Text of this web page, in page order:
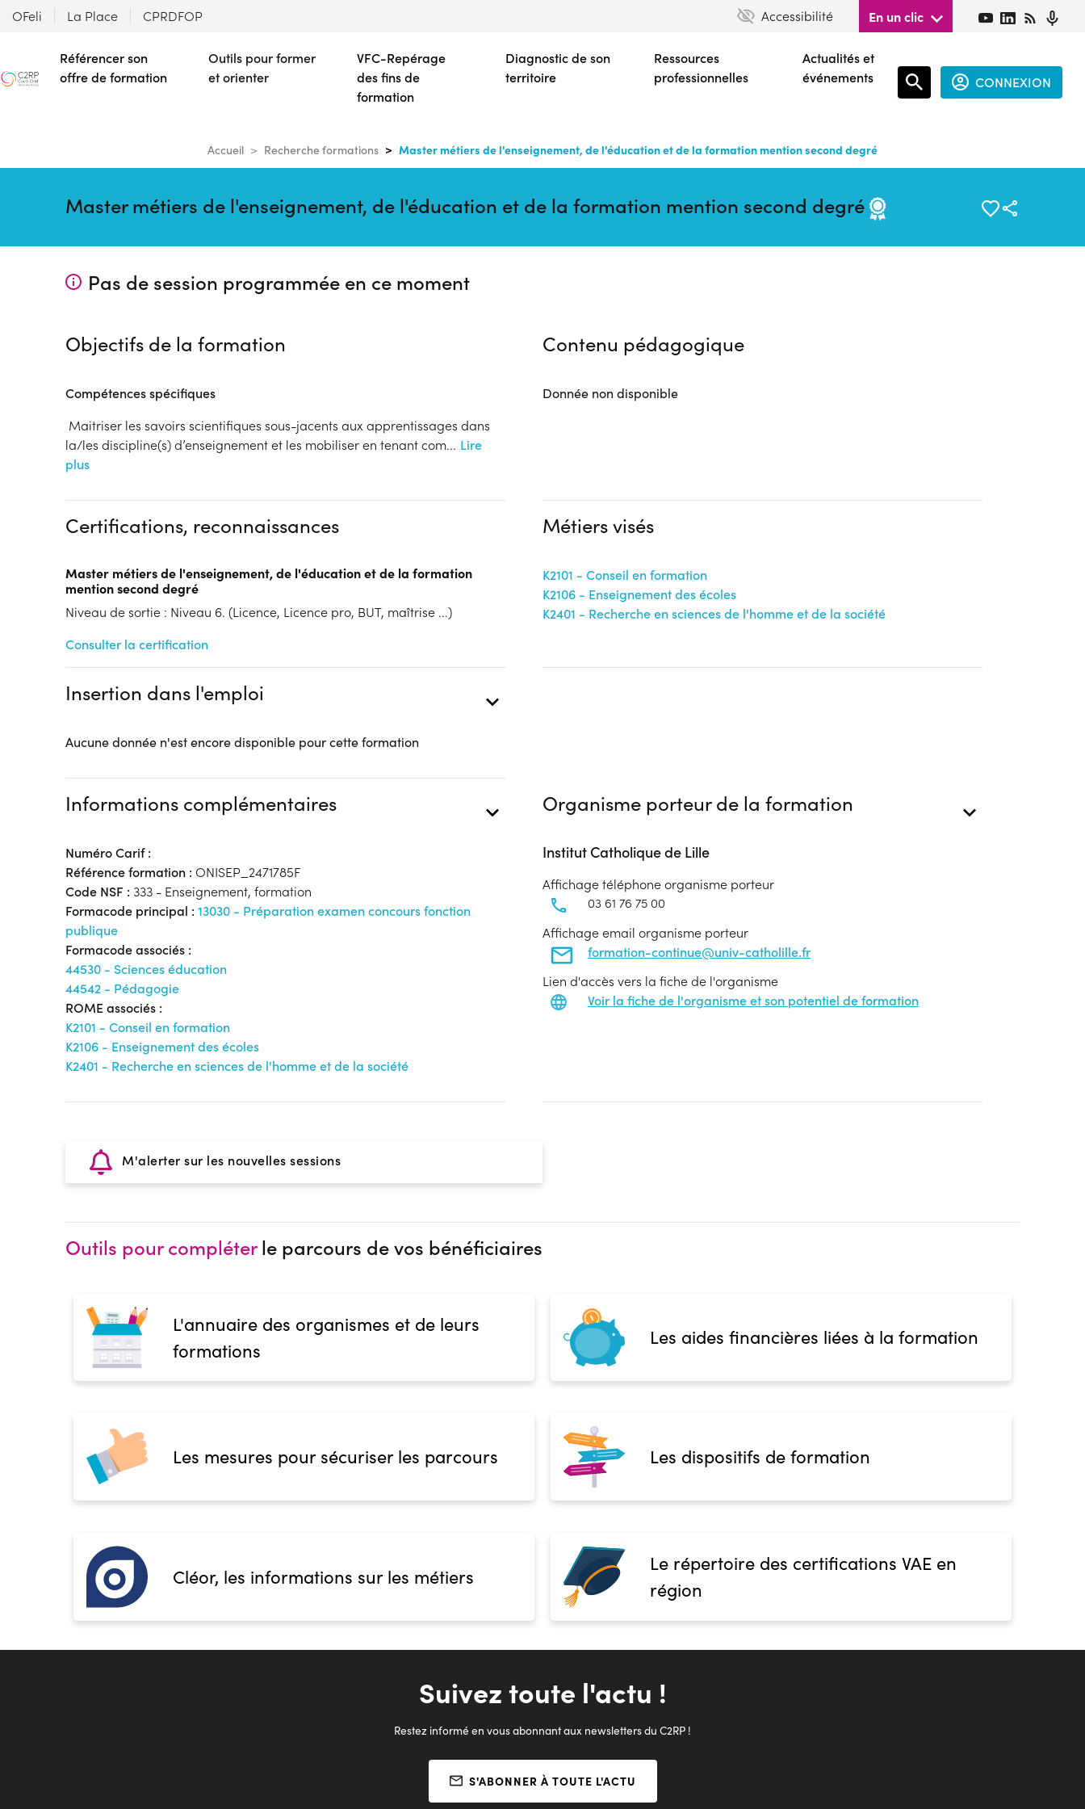
contenu
principal
OFeli La Place CPRDFOP Accessibilité En un clic
Référencer son
offre de formation
Outils pour former
et orienter
VFC-Repérage
des fins de
formation
Diagnostic de son
territoire
Ressources
professionnelles
Actualités et
événements
CONNEXION
Accueil Recherche formations Master métiers de l'enseignement, de l'éducation et de la formation mention second degré
Master métiers de l'enseignement, de l'éducation et de la formation mention second degré
Pas de session programmée en ce moment
Objectifs de la formation
Compétences spécifiques
Maitriser les savoirs scientifiques sous-jacents aux apprentissages dans
la/les discipline(s) d’enseignement et les mobiliser en tenant com... Lire
plus
Contenu pédagogique
Donnée non disponible
Certifications, reconnaissances
Master métiers de l'enseignement, de l'éducation et de la formation
mention second degré
Niveau de sortie : Niveau 6. (Licence, Licence pro, BUT, maîtrise ...)
Consulter la certification
Métiers visés
K2101 - Conseil en formation
K2106 - Enseignement des écoles
K2401 - Recherche en sciences de l'homme et de la société
Insertion dans l'emploi
Aucune donnée n'est encore disponible pour cette formation
Informations complémentaires
Numéro Carif :
Référence formation : ONISEP_2471785F
Code NSF : 333 - Enseignement, formation
Formacode principal : 13030 - Préparation examen concours fonction
publique
Formacode associés :
44530 - Sciences éducation
44542 - Pédagogie
ROME associés :
K2101 - Conseil en formation
K2106 - Enseignement des écoles
K2401 - Recherche en sciences de l'homme et de la société
Organisme porteur de la formation
Institut Catholique de Lille
Affichage téléphone organisme porteur
03 61 76 75 00
Affichage email organisme porteur
formation-continue@univ-catholille.fr
Lien d'accès vers la fiche de l'organisme
Voir la fiche de l'organisme et son potentiel de formation
M'alerter sur les nouvelles sessions
Outils pour compléterle parcours de vos bénéficiaires
L'annuaire des organismes et de leurs
formations
Les aides financières liées à la formation
Les mesures pour sécuriser les parcours Les dispositifs de formation
Cléor, les informations sur les métiers
Le répertoire des certifications VAE en
région
Suivez toute l'actu !
Restez informé en vous abonnant aux newsletters du C2RP !
S'ABONNER À TOUTE L'ACTU